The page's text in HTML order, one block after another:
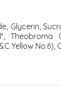
Glycerin,
Theobroma
Yellow No.6),